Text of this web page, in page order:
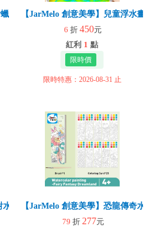
筆【12色】
【JarMelo 創意美學】兒童浮水畫
6 折 450元
紅利 1 點
限時特惠：2026-08-31 止
水彩書籤【JarMelo 創意美學】恐龍傳奇水
79 折 277元